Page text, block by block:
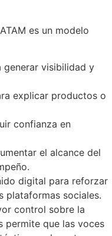
es un modelo
generar visibilidad y
explicar productos o
confianza en
el alcance del
digital para reforzar
plataformas sociales.
control sobre la
permite que las voces